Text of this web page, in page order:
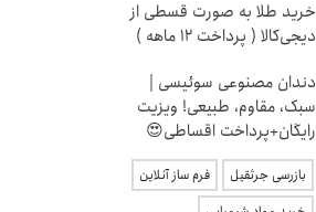
خرید طلا به صورت قسطی از
دیجی‌کالا ( پرداخت 12 ماهه )
دندان مصنوعی سوئیسی |
سبک، مقاوم، طبیعی! ویزیت
رایگان+پرداخت اقساطی😍
بازرسی جرثقیل
فرم ساز آنلاین